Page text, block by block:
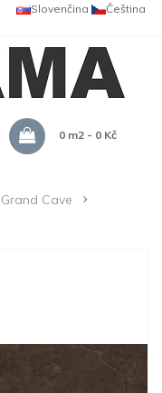
Čeština
Slovenčina
0 m2 - 0 Kč
Grand Cave